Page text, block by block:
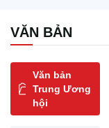
VĂN BẢN
Văn bản
Trung Ương
hội